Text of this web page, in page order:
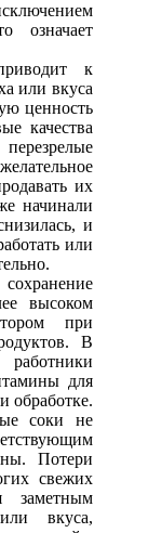
означает
к
или вкуса
ценность
качества
их
начинали
и
или
высоком
при
В
для
обработке.
соки не
Потери
свежих
заметным
вкуса,